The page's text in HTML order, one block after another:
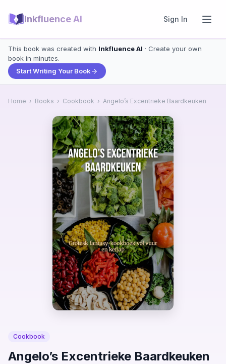
Inkfluence AI Sign In
This book was created with Inkfluence AI · Create your own
book in minutes.
Start Writing Your Book
Home › Books › Cookbook › Angelo’s Excentrieke Baardkeuken
Cookbook
Angelo’s Excentrieke Baardkeuken